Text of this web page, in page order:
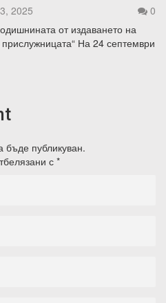
2025
0
от издаването на
На 24 септември
публикуван.
с *